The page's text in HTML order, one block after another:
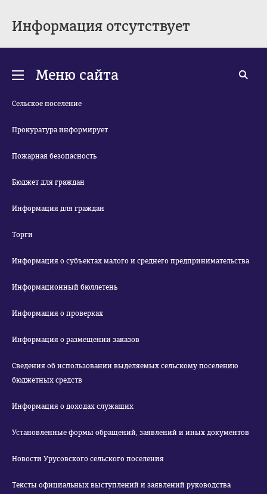
Информация отсутствует
Меню сайта
Сельское поселение
Прокуратура информирует
Пожарная безопасность
Бюджет для граждан
Информация для граждан
Торги
Информация о субъектах малого и среднего предпринимательства
Информационный бюллетень
Информация о проверках
Информация о размещении заказов
Сведения об использовании выделяемых сельскому поселению
бюджетных средств
Информация о доходах служащих
Установленные формы обращений, заявлений и иных документов
Новости Урусовского сельского поселения
Тексты официальных выступлений и заявлений руководства